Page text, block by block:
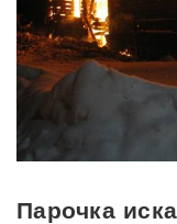
Парочка